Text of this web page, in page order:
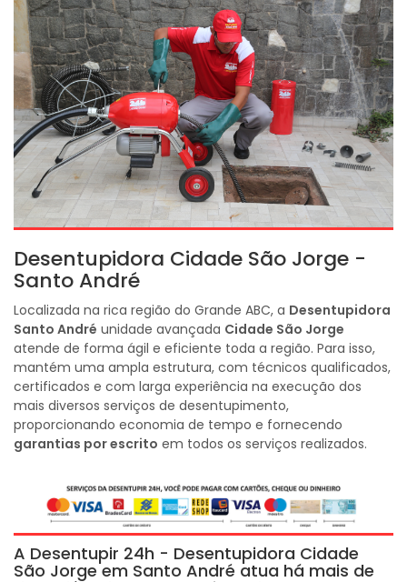
Desentupidora Cidade São Jorge -
Santo André
Localizada na rica região do Grande ABC, a Desentupidora
Santo André unidade avançada Cidade São Jorge
atende de forma ágil e eficiente toda a região. Para isso,
mantém uma ampla estrutura, com técnicos qualificados,
certificados e com larga experiência na execução dos
mais diversos serviços de desentupimento,
proporcionando economia de tempo e fornecendo
garantias por escrito em todos os serviços realizados.
A Desentupir 24h - Desentupidora Cidade
São Jorge em Santo André atua há mais de